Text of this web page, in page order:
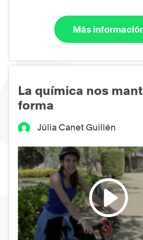
Más
La química nos
forma
Júlia Canet Guillén